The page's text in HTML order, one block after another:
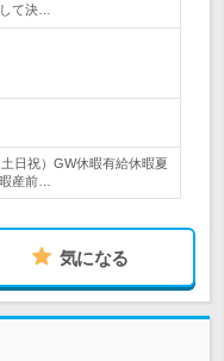
て決…
日祝）GW休暇有給休暇夏
産前…
気になる